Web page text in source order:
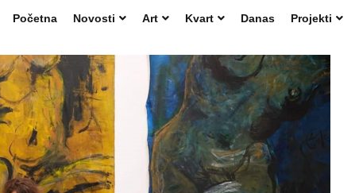
Početna
Novosti Art Kvart Danas Projekti